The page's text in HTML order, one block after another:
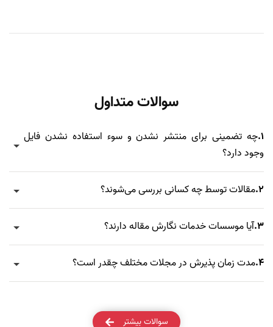
سوالات متداول
1.چه تضمینی برای منتشر نشدن و سوء استفاده نشدن فایل
وجود دارد؟
2.مقالات توسط چه کسانی بررسی می‌شوند؟
3.آیا موسسات خدمات نگارش مقاله دارند؟
4.مدت زمان پذیرش در مجلات مختلف چقدر است؟
سوالات بیشتر